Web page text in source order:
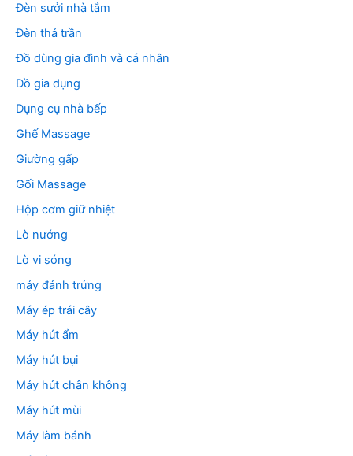
Đèn sưởi nhà tắm
Đèn thả trần
Đồ dùng gia đình và cá nhân
Đồ gia dụng
Dụng cụ nhà bếp
Ghế Massage
Giường gấp
Gối Massage
Hộp cơm giữ nhiệt
Lò nướng
Lò vi sóng
máy đánh trứng
Máy ép trái cây
Máy hút ẩm
Máy hút bụi
Máy hút chân không
Máy hút mùi
Máy làm bánh